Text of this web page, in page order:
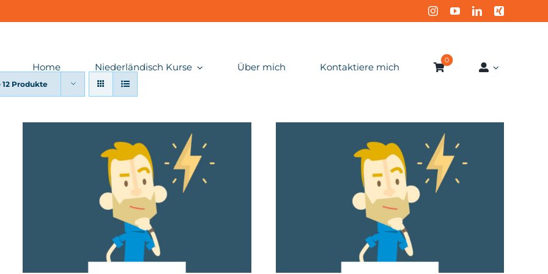
Home Niederländisch Kurse Über mich Kontaktiere mich
0
12 Produkte
IN DEN WARENKORB